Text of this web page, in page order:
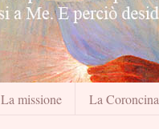
La missione La Coroncina